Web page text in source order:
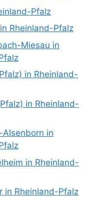
Pfalz
Rheinland-Pfalz
Miesau in
in Rheinland-
in Rheinland-
Alsenborn in
in Rheinland-
in Rheinland-Pfalz